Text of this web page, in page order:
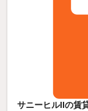
サニーヒルIIの賃